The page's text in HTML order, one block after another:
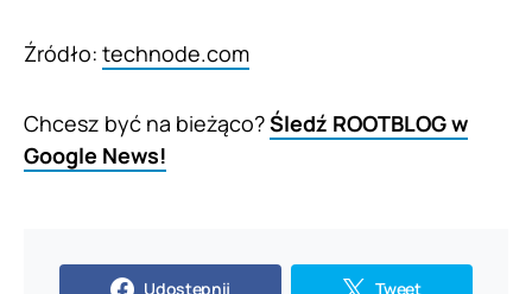
Źródło: technode.com
Chcesz być na bieżąco?Śledź ROOTBLOG w
Google News!
Udostępnij Tweet